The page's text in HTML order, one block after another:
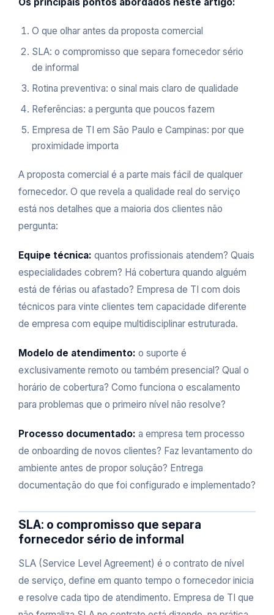
O que olhar antes da proposta comercial
SLA: o compromisso que separa fornecedor sério
de informal
Rotina preventiva: o sinal mais claro de qualidade
Referências: a pergunta que poucos fazem
Empresa de TI em São Paulo e Campinas: por que
proximidade importa
A proposta comercial é a parte mais fácil de qualquer
fornecedor. O que revela a qualidade real do serviço
está nos detalhes que a maioria dos clientes não
pergunta:
Equipe técnica: quantos profissionais atendem? Quais
especialidades cobrem? Há cobertura quando alguém
está de férias ou afastado? Empresa de TI com dois
técnicos para vinte clientes tem capacidade diferente
de empresa com equipe multidisciplinar estruturada.
Modelo de atendimento: o suporte é
exclusivamente remoto ou também presencial? Qual o
horário de cobertura? Como funciona o escalamento
para problemas que o primeiro nível não resolve?
Processo documentado: a empresa tem processo
de onboarding de novos clientes? Faz levantamento do
ambiente antes de propor solução? Entrega
documentação do que foi configurado e implementado?
SLA: o compromisso que separa
fornecedor sério de informal
SLA (Service Level Agreement) é o contrato de nível
de serviço, define em quanto tempo o fornecedor inicia
e resolve cada tipo de atendimento. Empresa de TI que